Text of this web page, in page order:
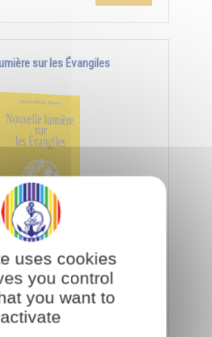
sur les Évangiles
paraboles de Jésus, il faut
symboles qui s'acquiert par
et de l'esprit.
11,50€
uses cookies
you control
you want to
activate